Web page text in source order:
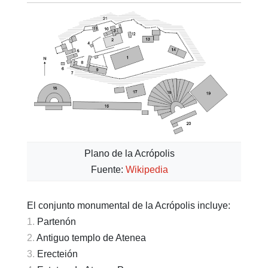
Plano de la Acrópolis
Fuente: Wikipedia
El conjunto monumental de la Acrópolis incluye:
Partenón
Antiguo templo de Atenea
Erecteión